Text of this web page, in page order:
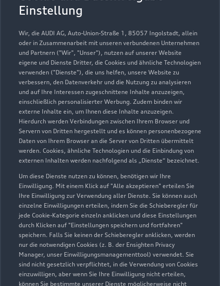
Einstellung
Wir, die AUDI AG, Auto-Union-Straße 1, 85057 Ingolstadt, allein
oder in Zusammenarbeit mit unseren verbundenen Unternehmen
und Partnern ("Wir", "Unser"), nutzen auf unserer Website
eigene und Dienste Dritter, die Cookies und ähnliche Technologien
verwenden ("Dienste"), die uns helfen, unsere Website zu
verbessern, den Datenverkehr und die Nutzung zu analysieren
und auf Ihre Interessen zugeschnittene Inhalte anzuzeigen,
einschließlich personalisierter Werbung. Zudem binden wir
externe Inhalte ein, um Ihnen diese Inhalte anzuzeigen.
Hierdurch werden Verbindungen zwischen Ihrem Browser und
Servern von Dritten hergestellt und es können personenbezogene
Daten von Ihrem Browser an die Server von Dritten übermittelt
werden. Cookies, ähnliche Technologien und die Einbindung von
externen Inhalten werden nachfolgend als „Dienste“ bezeichnet.
Um diese Dienste nutzen zu können, benötigen wir Ihre
Einwilligung. Mit einem Klick auf "Alle akzeptieren" erteilen Sie
Ihre Einwilligung zur Verwendung aller Dienste. Sie können auch
einzelne Einwilligungen erteilen, indem Sie die Schieberegler für
jede Cookie-Kategorie einzeln anklicken und diese Einstellungen
durch Klicken auf "Einstellungen speichern und fortfahren"
speichern. Falls Sie keinen der Schieberegler anklicken, werden
nur die notwendigen Cookies (z. B. der Ensighten Privacy
Manager, unser Einwilligungsmanagementtool) verwendet. Sie
sind nicht gesetzlich verpflichtet, in die Verwendung von Cookies
einzuwilligen, aber wenn Sie Ihre Einwilligung nicht erteilen,
können Sie bestimmte unserer Dienste möglicherweise nicht
Servicepartner e-tron
Dr.-Heinrich-Jasper-Straße 59
38667 Bad Harzburg
05322 9000
info@autohausscholl.de
Kontaktdaten herunterladen